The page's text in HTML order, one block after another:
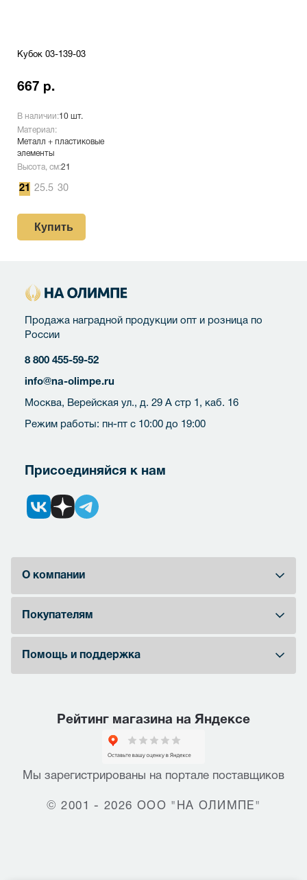
Кубок 03-139-03
667 р.
В наличии:10 шт.
Материал:
Металл + пластиковые
элементы
Высота, см:21
21 25.5 30
Купить
Продажа наградной продукции опт и розница по
России
8 800 455-59-52
info@na-olimpe.ru
Москва, Верейская ул., д. 29 А стр 1, каб. 16
Режим работы: пн-пт с 10:00 до 19:00
Присоединяйся к нам
О компании
Покупателям
Помощь и поддержка
Рейтинг магазина на Яндексе
Мы зарегистрированы на портале поставщиков
© 2001 - 2026 ООО "НА ОЛИМПЕ"